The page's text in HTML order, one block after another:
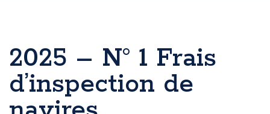
2025 – N° 1 Frais
d’inspection de